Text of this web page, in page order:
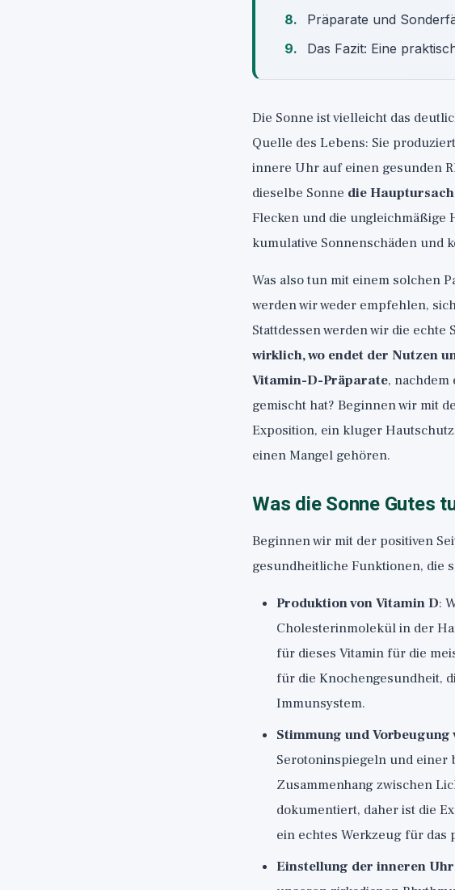
Präparate und
Das Fazit: Eine
Die Sonne ist vielleicht das
Quelle des Lebens: Sie produziert
innere Uhr auf einen gesunden
dieselbe Sonne die
Flecken und die ungleichmäßige
kumulative Sonnenschäden und
Was also tun mit einem solchen
werden wir weder empfehlen,
Stattdessen werden wir die
wirklich, wo endet der Nutzen
Vitamin-D-Präparate,
gemischt hat? Beginnen wir mit
Exposition, ein kluger
einen Mangel gehören.
Was die Sonne Gutes
Beginnen wir mit der positiven
gesundheitliche Funktionen, die
Produktion von Vitamin D:
Cholesterinmolekül in der
für dieses Vitamin für die
für die Knochengesundheit,
Immunsystem.
Stimmung und
Serotoninspiegeln und einer
Zusammenhang zwischen
dokumentiert, daher ist die
ein echtes Werkzeug für das
Einstellung der inneren Uhr